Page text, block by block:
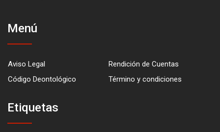
Menú
Aviso Legal
Rendición de Cuentas
Código Deontológico
Término y condiciones
Etiquetas